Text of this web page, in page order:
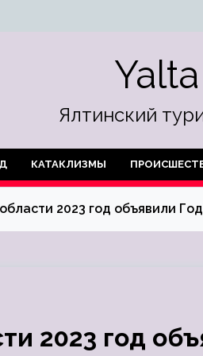
Ялтинский
КАТАКЛИЗМЫ
2023 год объявили
2023 год